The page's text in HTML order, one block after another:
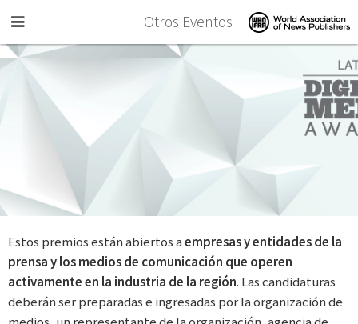
Otros Eventos
Estos premios están abiertos aempresas y entidades de la
prensa y los medios de comunicación que operen
activamente en la industria de la región. Las candidaturas
deberán ser preparadas e ingresadas por la organización de